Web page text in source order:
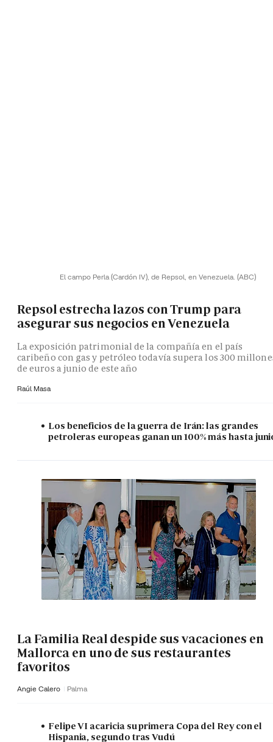
El campo Perla (Cardón IV), de Repsol, en Venezuela. (ABC)
Repsol estrecha lazos con Trump para
asegurar sus negocios en Venezuela
La exposición patrimonial de la compañía en el país
caribeño con gas y petróleo todavía supera los 300
de euros a junio de este año
Raúl Masa
Los beneficios de la guerra de Irán: las grandes
petroleras europeas ganan un 100% más hasta
La Familia Real despide sus vacaciones en
Mallorca en uno de sus restaurantes
favoritos
Angie Calero Palma
Felipe VI acaricia su primera Copa del Rey con el
Hispania, segundo tras Vudú